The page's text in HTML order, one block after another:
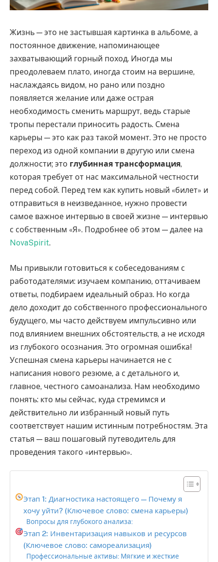
Жизнь — это не застывшая картинка в альбоме, а
постоянное движение, напоминающее
захватывающий горный поход. Иногда мы
преодолеваем плато, иногда стоим на вершине,
наслаждаясь видом, но рано или поздно
появляется желание или даже острая
необходимость сменить маршрут, ведь старые
тропы перестали приносить радость. Смена
карьеры — это как раз такой момент. Это не просто
переход из одной компании в другую или смена
должности; это глубинная трансформация,
которая требует от нас максимальной честности
перед собой. Перед тем как купить новый «билет» и
отправиться в неизведанное, нужно провести
самое важное интервью в своей жизне — интервью
с собственным «Я». Подробнее об этом — далее на
NovaSpirit.
Мы привыкли готовиться к собеседованиям с
работодателями: изучаем компанию, оттачиваем
ответы, подбираем идеальный образ. Но когда
дело доходит до собственного профессионального
будущего, мы часто действуем импульсивно или
под влиянием внешних обстоятельств, а не исходя
из глубокого осознания. Это огромная ошибка!
Успешная смена карьеры начинается не с
написания нового резюме, а с детального и,
главное, честного самоанализа. Нам необходимо
понять: кто мы сейчас, куда стремимся и
действительно ли избранный новый путь
соответствует нашим истинным потребностям. Эта
статья — ваш пошаговый путеводитель для
проведения такого «интервью».
Этап 1: Диагностика настоящего — Почему я
хочу уйти? (Ключевое слово: смена карьеры)
Вопросы для глубокого анализа:
Этап 2: Инвентаризация навыков и ресурсов
(Ключевое слово: самореализация)
Профессиональные активы: Мягкие и жесткие